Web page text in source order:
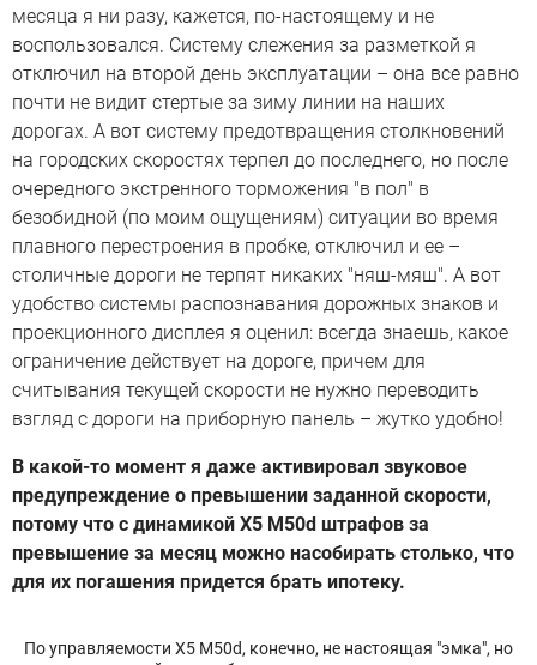
месяца я ни разу, кажется, по-настоящему и не
воспользовался. Систему слежения за разметкой я
отключил на второй день эксплуатации – она все равно
почти не видит стертые за зиму линии на наших
дорогах. А вот систему предотвращения столкновений
на городских скоростях терпел до последнего, но после
очередного экстренного торможения "в пол" в
безобидной (по моим ощущениям) ситуации во время
плавного перестроения в пробке, отключил и ее –
столичные дороги не терпят никаких "няш-мяш". А вот
удобство системы распознавания дорожных знаков и
проекционного дисплея я оценил: всегда знаешь, какое
ограничение действует на дороге, причем для
считывания текущей скорости не нужно переводить
взгляд с дороги на приборную панель – жутко удобно!
В какой-то момент я даже активировал звуковое
предупреждение о превышении заданной скорости,
потому что с динамикой X5 M50d штрафов за
превышение за месяц можно насобирать столько, что
для их погашения придется брать ипотеку.
По управляемости X5 M50d, конечно, не настоящая "эмка", но